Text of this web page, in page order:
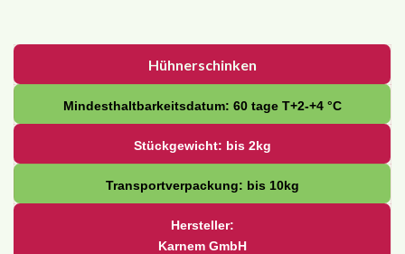
Hühnerschinken
Mindesthaltbarkeitsdatum: 60 tage Т+2-+4 °С
Stückgewicht: bis 2kg
Transportverpackung: bis 10kg
Hersteller:
Karnem GmbH